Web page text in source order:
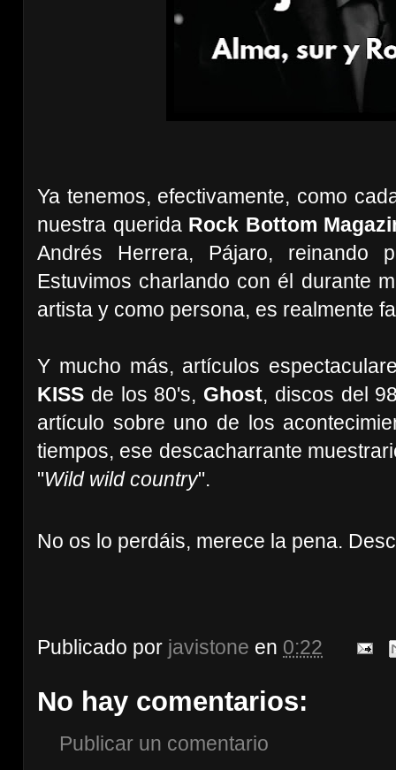
Ya tenemos, efectivamente, como
nuestra querida Rock Bottom
Andrés Herrera, Pájaro,
Estuvimos charlando con él durante
artista y como persona, es realmente
Y mucho más, artículos
KISS de los 80's, Ghost, discos del
artículo sobre uno de los
tiempos, ese descacharrante
"Wild wild country".
No os lo perdáis, merece la pena.
Publicado por javistone en 0:22
No hay comentarios:
Publicar un comentario